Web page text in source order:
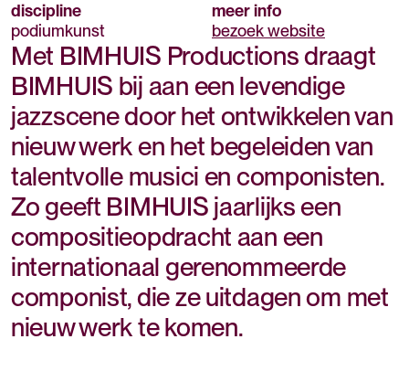
discipline
podiumkunst
meer info
bezoek website
Met BIMHUIS Productions draagt
BIMHUIS bij aan een levendige
jazzscene door het ontwikkelen van
nieuw werk en het begeleiden van
talentvolle musici en componisten.
Zo geeft BIMHUIS jaarlijks een
compositieopdracht aan een
internationaal gerenommeerde
componist, die ze uitdagen om met
nieuw werk te komen.